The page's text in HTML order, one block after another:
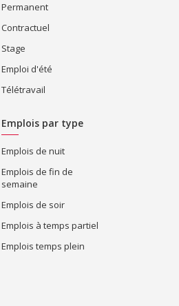
Permanent
Contractuel
Stage
Emploi d'été
Télétravail
Emplois par type
Emplois de nuit
Emplois de fin de
semaine
Emplois de soir
Emplois à temps partiel
Emplois temps plein